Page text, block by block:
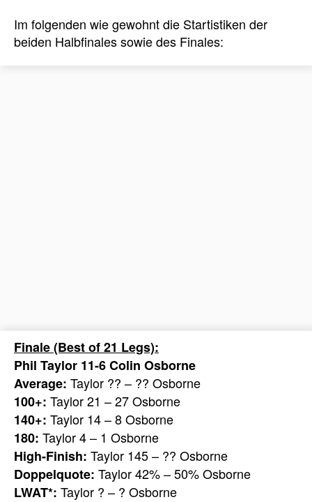
Im folgenden wie gewohnt die Startistiken der
beiden Halbfinales sowie des Finales:
Finale (Best of 21 Legs):
Phil Taylor 11-6 Colin Osborne
Average: Taylor ?? – ?? Osborne
100+: Taylor 21 – 27 Osborne
140+: Taylor 14 – 8 Osborne
180: Taylor 4 – 1 Osborne
High-Finish: Taylor 145 – ?? Osborne
Doppelquote: Taylor 42% – 50% Osborne
LWAT*: Taylor ? – ? Osborne